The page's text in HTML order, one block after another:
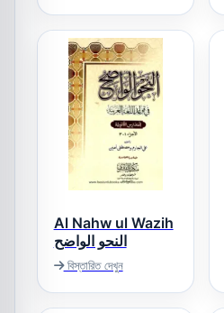
شرح ھدایۃ النحو
Al Nahw ul Wazih
النحو الواضح
বিস্তারিত দেখুন